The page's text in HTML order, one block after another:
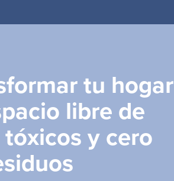
tu hogar
libre de
y cero